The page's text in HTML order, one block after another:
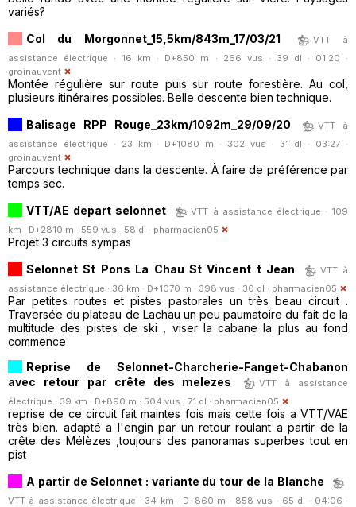
variés?
Col du Morgonnet_15,5km/843m_17/03/21
VTT à
assistance électrique · 16 km · D+850 m · 266 vus · 39 dl · 01:20 ·
groinauvent
Montée régulière sur route puis sur route forestière. Au col,
plusieurs itinéraires possibles. Belle descente bien technique.
Balisage RPP Rouge_23km/1092m_29/09/20
VTT à
assistance électrique · 23 km · D+1080 m · 302 vus · 31 dl · 03:27 ·
groinauvent
Parcours technique dans la descente. À faire de préférence par
temps sec.
VTT/AE depart selonnet
VTT à assistance électrique · 109
km · D+2810 m · 559 vus · 58 dl · pharmacien05
Projet 3 circuits sympas
Selonnet St Pons La Chau St Vincent t Jean
VTT à
assistance électrique · 36 km · D+1070 m · 398 vus · 30 dl · pharmacien05
Par petites routes et pistes pastorales un très beau circuit .
Traversée du plateau de Lachau un peu paumatoire du fait de la
multitude des pistes de ski , viser la cabane la plus au fond
commence
Reprise de Selonnet-Charcherie-Fanget-Chabanon
avec retour par crête des melezes
VTT à assistance
électrique · 39 km · D+890 m · 504 vus · 71 dl · pharmacien05
reprise de ce circuit fait maintes fois mais cette fois a VTT/VAE
très bien. adapté a l'engin par un retour roulant a partir de la
crête des Mélèzes ,toujours des panoramas superbes tout en
pist
A partir de Selonnet : variante du tour de la Blanche
VTT à assistance électrique · 34 km · D+860 m · 858 vus · 65 dl · 04:06 ·